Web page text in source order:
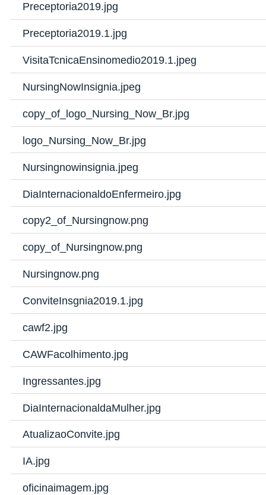
Preceptoria2019.jpg
Preceptoria2019.1.jpg
VisitaTcnicaEnsinomedio2019.1.jpeg
NursingNowInsignia.jpeg
copy_of_logo_Nursing_Now_Br.jpg
logo_Nursing_Now_Br.jpg
Nursingnowinsignia.jpeg
DiaInternacionaldoEnfermeiro.jpg
copy2_of_Nursingnow.png
copy_of_Nursingnow.png
Nursingnow.png
ConviteInsgnia2019.1.jpg
cawf2.jpg
CAWFacolhimento.jpg
Ingressantes.jpg
DiaInternacionaldaMulher.jpg
AtualizaoConvite.jpg
IA.jpg
oficinaimagem.jpg